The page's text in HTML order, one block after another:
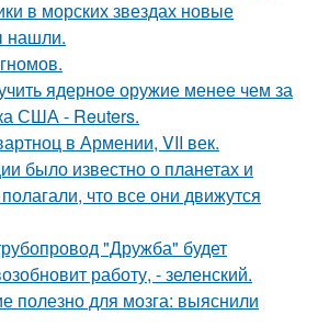
в морских звездах новые
нашли.
ядерное оружие менее чем за
США - Reuters.
в Армении, VII век.
было известно о планетах и
что все они движутся
"Дружба" будет
работу, - зеленский.
полезно для мозга: выяснили